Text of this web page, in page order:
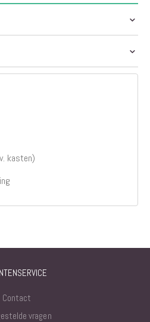
kasten)
Contact
vragen